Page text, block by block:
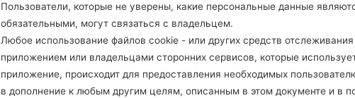
Инструкции
Пользователи, которые не уверены, какие персональные данные
обязательными, могут связаться с владельцем.
Любое использование файлов cookie - или других средств
приложением или владельцами сторонних сервисов, которые
приложение, происходит для предоставления необходимых
в дополнение к любым другим целям, описанным в этом документе и в